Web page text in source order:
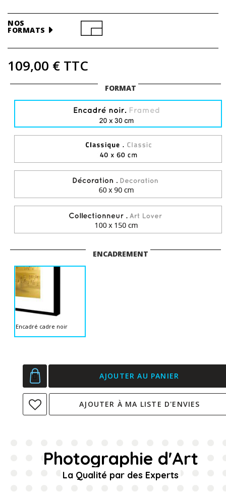
NOS
FORMATS
109,00 € TTC
FORMAT
ENCADREMENT
Encadré cadre noir
AJOUTER AU PANIER
AJOUTER À MA LISTE D'ENVIES
Photographie d'Art
La Qualité par des Experts